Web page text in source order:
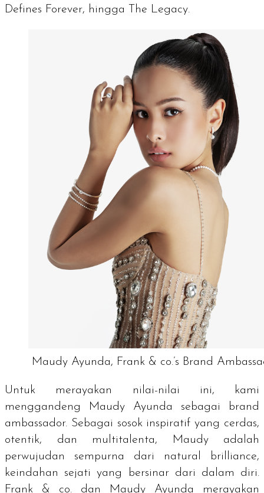
Defines Forever, hingga The Legacy.
Maudy Ayunda, Frank & co.’s Brand
Untuk merayakan nilai-nilai ini, kami
menggandeng Maudy Ayunda sebagai brand
ambassador. Sebagai sosok inspiratif yang cerdas,
otentik, dan multitalenta, Maudy adalah
perwujudan sempurna dari natural brilliance,
keindahan sejati yang bersinar dari dalam diri.
Frank & co. dan Maudy Ayunda merayakan